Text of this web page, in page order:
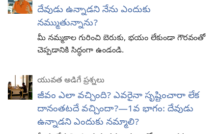
దేవుడు ఉన్నాడని నేను ఎందుకు
నమ్ముతున్నాను?
మీ నమ్మకాల గురించి బెరుకు, భయం లేకుండా గౌరవంతో
చెప్పడానికి సిద్ధంగా ఉండండి.
యువత అడిగే ప్రశ్నలు
జీవం ఎలా వచ్చింది? ఎవరైనా సృష్టించారా లేక
దానంతటదే వచ్చిందా?—1వ భాగం: దేవుడు
ఉన్నాడని ఎందుకు నమ్మాలి?